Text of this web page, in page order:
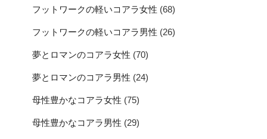
フットワークの軽いコアラ女性 (68)
フットワークの軽いコアラ男性 (26)
夢とロマンのコアラ女性 (70)
夢とロマンのコアラ男性 (24)
母性豊かなコアラ女性 (75)
母性豊かなコアラ男性 (29)